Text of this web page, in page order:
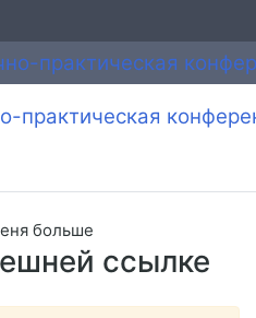
практическая
ссылке
больше